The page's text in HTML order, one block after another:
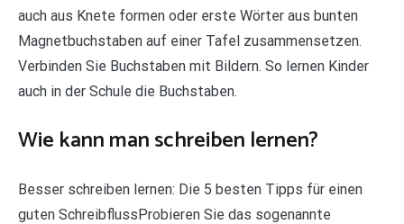
auch aus Knete formen oder erste Wörter aus bunten
Magnetbuchstaben auf einer Tafel zusammensetzen.
Verbinden Sie Buchstaben mit Bildern. So lernen Kinder
auch in der Schule die Buchstaben.
Wie kann man schreiben lernen?
Besser schreiben lernen: Die 5 besten Tipps für einen
guten SchreibflussProbieren Sie das sogenannte